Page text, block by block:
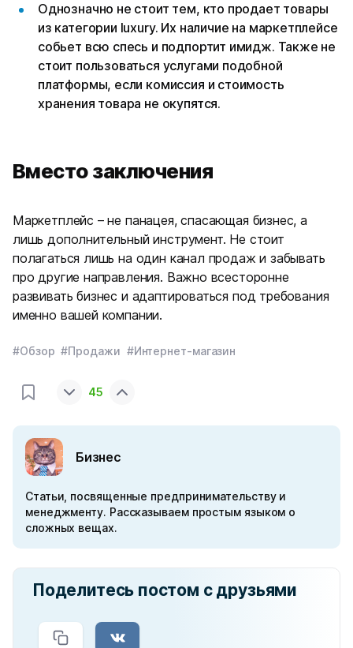
Однозначно не стоит тем, кто продает товары
из категории luxury. Их наличие на маркетплейсе
собьет всю спесь и подпортит имидж. Также не
стоит пользоваться услугами подобной
платформы, если комиссия и стоимость
хранения товара не окупятся.
Вместо заключения
Маркетплейс – не панацея, спасающая бизнес, а
лишь дополнительный инструмент. Не стоит
полагаться лишь на один канал продаж и забывать
про другие направления. Важно всесторонне
развивать бизнес и адаптироваться под требования
именно вашей компании.
#Обзор #Продажи #Интернет-магазин
45
Бизнес
Статьи, посвященные предпринимательству и
менеджменту. Рассказываем простым языком о
сложных вещах.
Поделитесь постом с друзьями